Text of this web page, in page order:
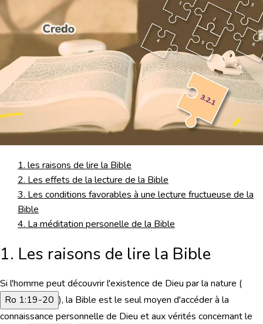
1. les raisons de lire la Bible
2. Les effets de la lecture de la Bible
3. Les conditions favorables à une lecture fructueuse de la
Bible
4. La méditation personelle de la Bible
1. Les raisons de lire la Bible
Si l'homme peut découvrir l'existence de Dieu par la nature (
Ro 1:19-20 ), la Bible est le seul moyen d'accéder à la
connaissance personnelle de Dieu et aux vérités concernant le